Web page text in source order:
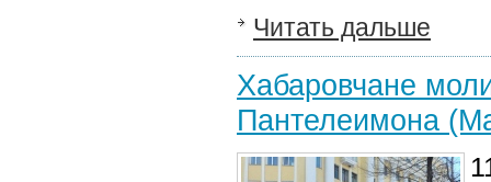
Читать дальше
Хабаровчане
Пантелеимона